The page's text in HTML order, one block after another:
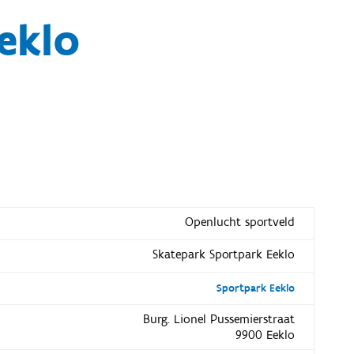
Openlucht sportveld
Skatepark Sportpark Eeklo
Sportpark Eeklo
Burg. Lionel Pussemierstraat
9900 Eeklo